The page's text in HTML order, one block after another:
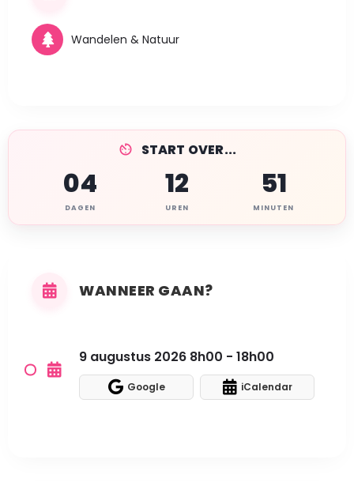
Wandelen & Natuur
START OVER...
04
DAGEN
12
UREN
51
MINUTEN
WANNEER GAAN?
9 augustus 2026 8h00 - 18h00
Google iCalendar